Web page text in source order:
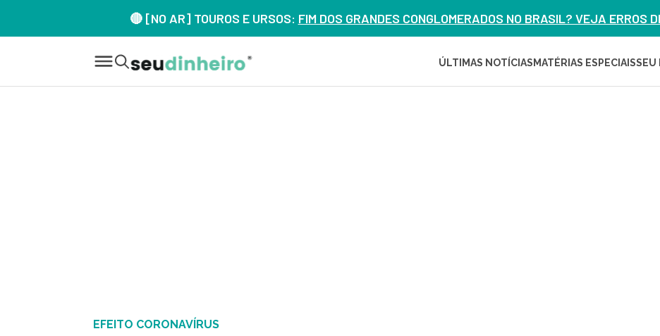
🔴 [NO AR] TOUROS E URSOS: FIM DOS GRANDES CONGLOMERADOS NO BRASIL? VEJA ERROS
ÚLTIMAS NOTÍCIAS MATÉRIAS ESPECIAISSEU
EFEITO CORONAVÍRUS